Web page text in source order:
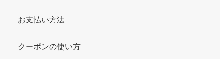
お支払い方法
クーポンの使い方